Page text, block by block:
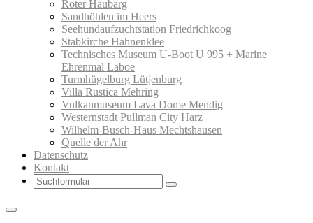
Roter Haubarg
Sandhöhlen im Heers
Seehundaufzuchtstation Friedrichkoog
Stabkirche Hahnenklee
Technisches Museum U-Boot U 995 + Marine
Ehrenmal Laboe
Turmhügelburg Lütjenburg
Villa Rustica Mehring
Vulkanmuseum Lava Dome Mendig
Westernstadt Pullman City Harz
Wilhelm-Busch-Haus Mechtshausen
Quelle der Ahr
Datenschutz
Kontakt
Search